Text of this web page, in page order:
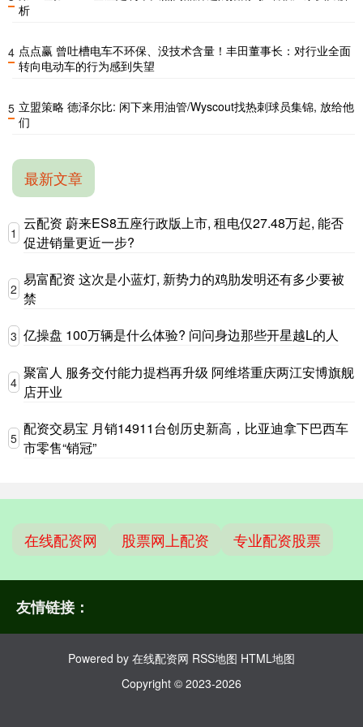
析
4 点点赢 曾吐槽电车不环保、没技术含量！丰田董事长：对行业全面
转向电动车的行为感到失望
5 立盟策略 德泽尔比: 闲下来用油管/Wyscout找热刺球员集锦, 放给他
们
最新文章
1
云配资 蔚来ES8五座行政版上市, 租电仅27.48万起, 能否
促进销量更近一步?
2
易富配资 这次是小蓝灯, 新势力的鸡肋发明还有多少要被
禁
3 亿操盘 100万辆是什么体验? 问问身边那些开星越L的人
4
聚富人 服务交付能力提档再升级 阿维塔重庆两江安博旗舰
店开业
5
配资交易宝 月销14911台创历史新高，比亚迪拿下巴西车
市零售“销冠”
在线配资网 股票网上配资 专业配资股票
友情链接：
Powered by 在线配资网 RSS地图 HTML地图
Copyright © 2023-2026